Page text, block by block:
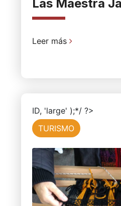
Las Maestra
Leer más
ID, 'large' );*/ ?>
TURISMO